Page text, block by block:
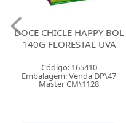
DOCE CHICLE HAPPY BOL
140G FLORESTAL UVA
Código: 165410
Embalagem: Venda DP\47
Master CM\1128